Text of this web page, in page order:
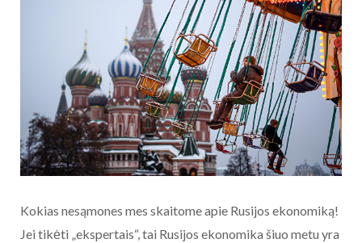
Kokias nesąmones mes skaitome apie Rusijos ekonomiką!
Jei tikėti „ekspertais“, tai Rusijos ekonomika šiuo metu yra